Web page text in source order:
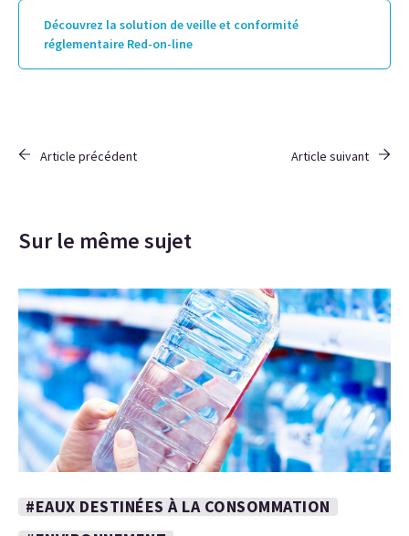
Découvrez la solution de veille et conformité
réglementaire Red-on-line
Article précédent Article suivant
Sur le même sujet
#EAUX DESTINÉES À LA CONSOMMATION